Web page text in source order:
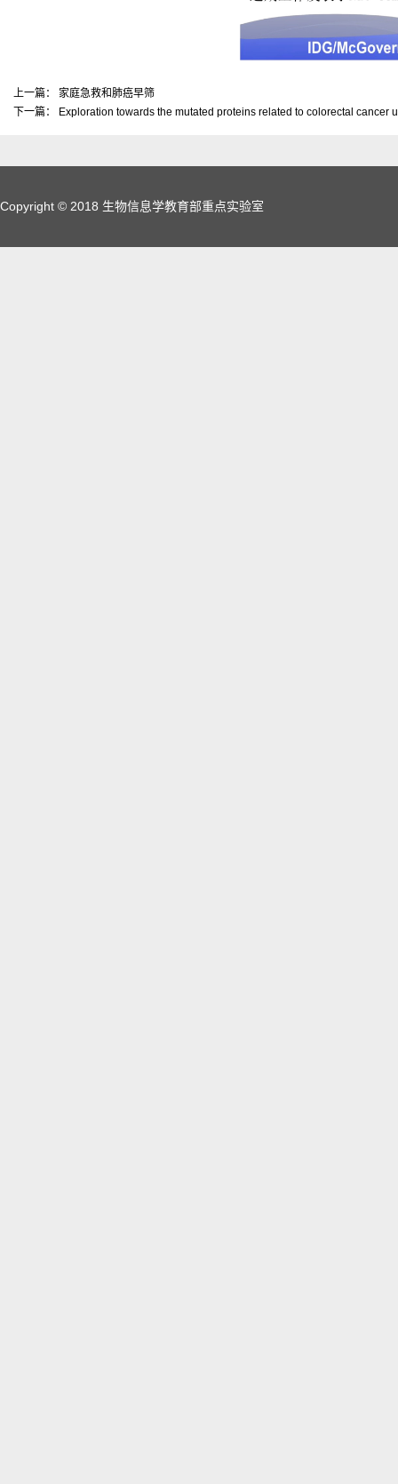
上一篇：
家庭急救和肺癌早筛
下一篇：
Exploration towards the mutated proteins related to colorectal cancer
Copyright © 2018 生物信息学教育部重点实验室